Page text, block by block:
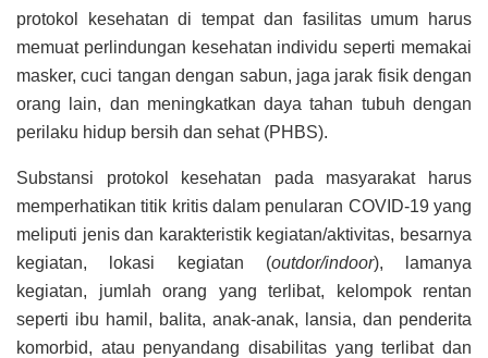
protokol kesehatan di tempat dan fasilitas umum harus
memuat perlindungan kesehatan individu seperti memakai
masker, cuci tangan dengan sabun, jaga jarak fisik dengan
orang lain, dan meningkatkan daya tahan tubuh dengan
perilaku hidup bersih dan sehat (PHBS).
Substansi protokol kesehatan pada masyarakat harus
memperhatikan titik kritis dalam penularan COVID-19 yang
meliputi jenis dan karakteristik kegiatan/aktivitas, besarnya
kegiatan, lokasi kegiatan (outdor/indoor), lamanya
kegiatan, jumlah orang yang terlibat, kelompok rentan
seperti ibu hamil, balita, anak-anak, lansia, dan penderita
komorbid, atau penyandang disabilitas yang terlibat dan